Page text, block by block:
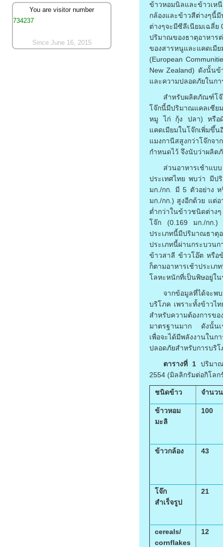
ข้าวหอมนิลและข้าวเห
กล้องและข้าวสีต่างๆ
ต่างๆจะมีซีลีเนียมเฉลี่ย
ปริมาณของธาตุอาหาร
ของสารหนูและแคดเมี
(European
New Zealand) ดังนั้น
และความปลอดภัยในก
สำหรับผลิตภัณฑ์โจ๊
โจ๊กนี้มีปริมาณแคลเซีย
หมู ไก่ กุ้ง ปลา) หรือผั
แคดเมียมในโจ๊กเพิ่ม
แมงกานีสสูงกว่าโจ๊กจ
กำหนดไว้ จึงนับว่าผลิ
ส่วนอาหารเช้าแ
ประเทศไทย พบว่า มีป
มก./กก. มี 5 ตัวอย่าง
มก./กก.) สูงอีกด้วย แต่
ต่ำกว่าในข้าวชนิดต่าง
โจ๊ก (0.169 มก./กก.)
ประเภทนี้มีปริมาณธาตุ
ประเภทนี้ผ่านกระบว
ข้าวสาลี ข้าวโอ๊ต หรือ
ก็ตามอาหารเช้าประเ
โลหะหนักที่เป็นพิษอยู่ใ
จากข้อมูลที่ได้จะพ
บริโภค เพราะทั้งข้าวไ
สำหรับความต้องการ
มาตรฐานมาก ดังนั้นเ
เพื่อจะได้มีพลังงานใน
ปลอดภัยสำหรับการบริโ
ตารางที่ 1 ปริมา
2554 (มิลลิกรัมต่อกิโลก
ชนิดข้าว จำนวน
ข้าวหอม
มะลิ
100
ข้าวกล้อง 43
โจ๊ก
สำเร็จรูป
21
cereals/
cornflakes
12
You are visitor number
734237
Since June 16, 2015